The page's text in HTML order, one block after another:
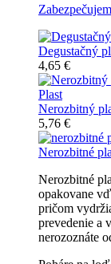
Degustačný
4,65 €
Nerozbitný
5,76 €
Nerozbitné
Nerozbitné
opakovane
pričom
prevedenie a
nerozoznáte